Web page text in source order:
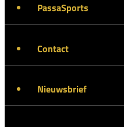
PassaSports
Contact
Nieuwsbrief